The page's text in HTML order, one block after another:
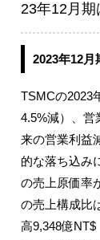
23年12月
2023年12月
TSMCの2023
4.5%減）、営
来の営業利益
的な落ち込み
の売上原価率
の売上構成比
高9,348億